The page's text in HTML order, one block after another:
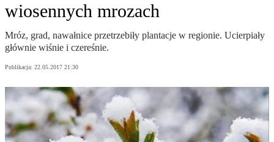
wiosennych mrozach
Mróz, grad, nawałnice przetrzebiły plantacje w regionie. Ucierpiały
głównie wiśnie i czereśnie.
Publikacja: 22.05.2017 21:30